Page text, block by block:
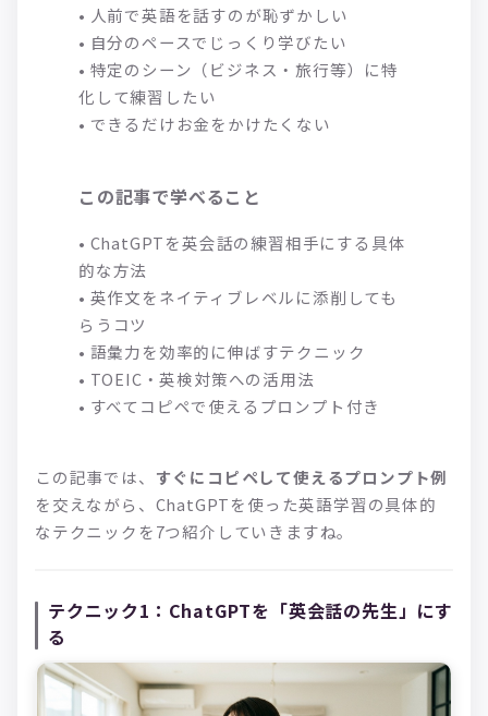
• 人前で英語を話すのが恥ずかしい
• 自分のペースでじっくり学びたい
• 特定のシーン（ビジネス・旅行等）に特
化して練習したい
• できるだけお金をかけたくない
この記事で学べること
• ChatGPTを英会話の練習相手にする具体
的な方法
• 英作文をネイティブレベルに添削しても
らうコツ
• 語彙力を効率的に伸ばすテクニック
• TOEIC・英検対策への活用法
• すべてコピペで使えるプロンプト付き
この記事では、 すぐにコピペして使えるプロンプト例
を交えながら、ChatGPTを使った英語学習の具体的
なテクニックを7つ紹介していきますね。
テクニック1：ChatGPTを「英会話の先生」にす
る